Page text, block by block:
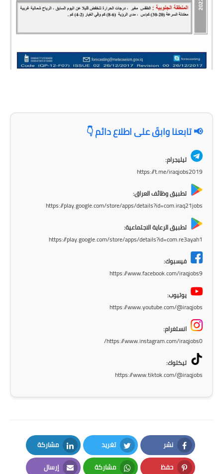
صحة وطب
📢 تابعنا وابقَ على اطلاع دائم 👇
تيليجرام:
https://t.me/iraqjobs2019
تطبيق وظائف العراق:
https://play.google.com/store/apps/details?id=com.iraq21jobs
تطبيق الرعاية الاجتماعية:
https://play.google.com/store/apps/details?id=com.re3ayah1
فيسبوك:
https://www.facebook.com/iraqjobs9
يوتيوب:
https://www.youtube.com/@iraqjobs
انستغرام:
https://www.instagram.com/iraqjobs0/
تيكتوك:
https://www.tiktok.com/@iraqjobs
نشر
Facebook
تغريد
Twitter
مشاركة
LinkedIn
حفظ مشاركة إرسال